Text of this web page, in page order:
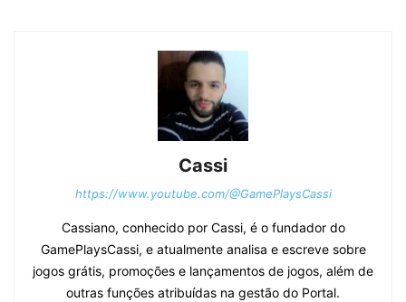
Cassi
https://www.youtube.com/@GamePlaysCassi
Cassiano, conhecido por Cassi, é o fundador do
GamePlaysCassi, e atualmente analisa e escreve sobre
jogos grátis, promoções e lançamentos de jogos, além de
outras funções atribuídas na gestão do Portal.